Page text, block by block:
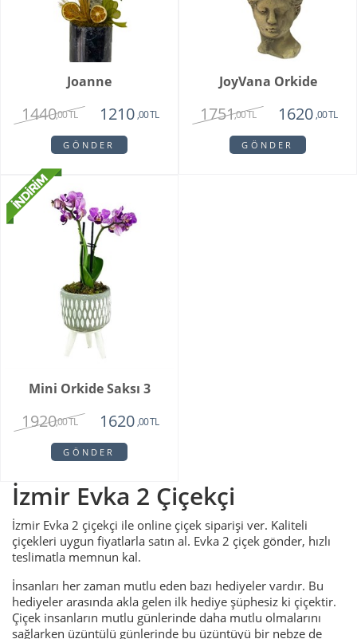
Joanne
1440,00 TL 1210 ,00 TL
GÖNDER
JoyVana Orkide
1751,00 TL 1620 ,00 TL
GÖNDER
Mini Orkide Saksı 3
1920,00 TL 1620 ,00 TL
GÖNDER
İzmir Evka 2 Çiçekçi
İzmir Evka 2 çiçekçi ile online çiçek siparişi ver. Kaliteli
çiçekleri uygun fiyatlarla satın al. Evka 2 çiçek gönder, hızlı
teslimatla memnun kal.
İnsanları her zaman mutlu eden bazı hediyeler vardır. Bu
hediyeler arasında akla gelen ilk hediye şüphesiz ki çiçektir.
Çiçek insanların mutlu günlerinde daha mutlu olmalarını
sağlarken üzüntülü günlerinde bu üzüntüyü bir nebze de